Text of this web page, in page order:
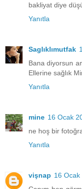
bakliyat diye
Yanıtla
Saglıklımutfak
Bana diyorsun
Ellerine sağlık
Yanıtla
mine 16 Ocak
ne hoş bir
Yanıtla
vişnap 16